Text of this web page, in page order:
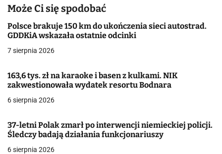
a
c
j
w
p
i
s
Może Ci się spodobać
Polsce brakuje 150 km do ukończenia sieci autostrad.
GDDKiA wskazała ostatnie odcinki
7 sierpnia 2026
163,6 tys. zł na karaoke i basen z kulkami. NIK
zakwestionowała wydatek resortu Bodnara
6 sierpnia 2026
37-letni Polak zmarł po interwencji niemieckiej policji.
Śledczy badają działania funkcjonariuszy
6 sierpnia 2026